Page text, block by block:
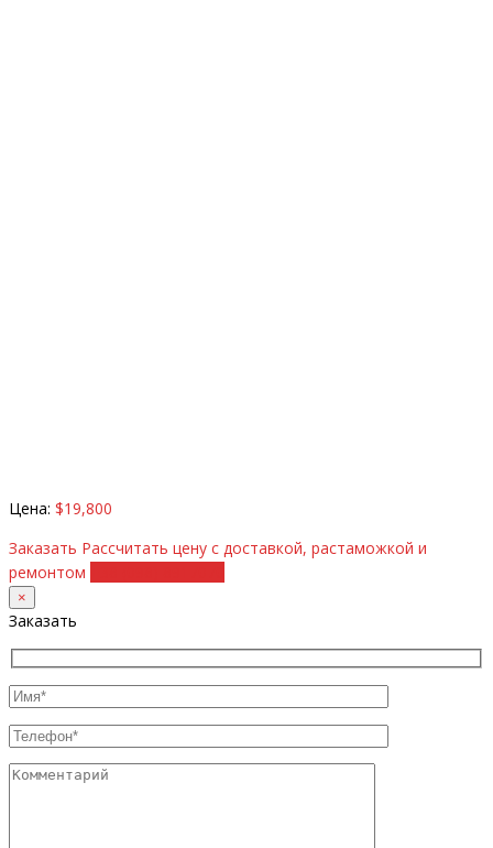
Цена: $19,800
Заказать Рассчитать цену с доставкой, растаможкой и
ремонтом
×
Заказать